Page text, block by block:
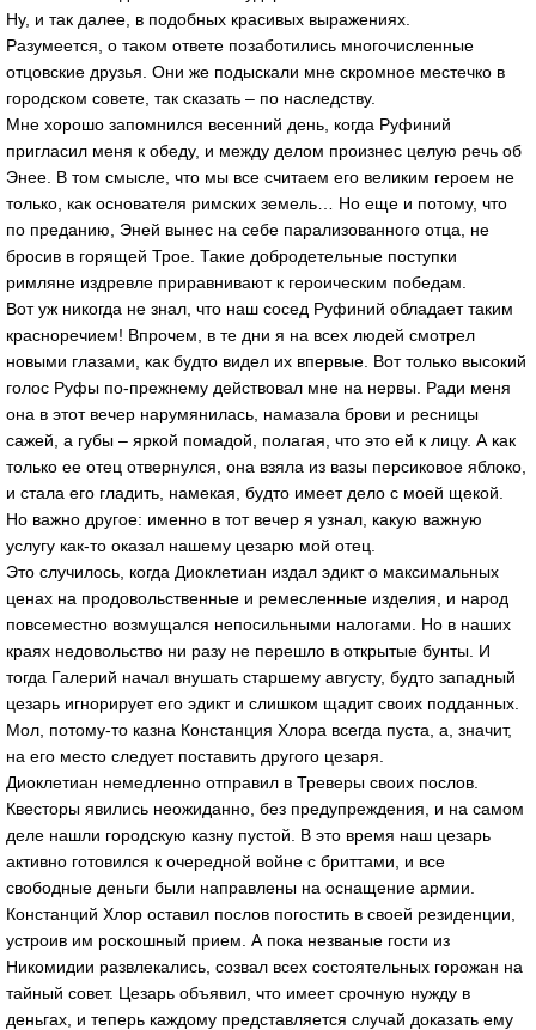
Ну, и так далее, в подобных красивых выражениях.
Разумеется, о таком ответе позаботились многочисленные
отцовские друзья. Они же подыскали мне скромное местечко в
городском совете, так сказать – по наследству.
Мне хорошо запомнился весенний день, когда Руфиний
пригласил меня к обеду, и между делом произнес целую речь об
Энее. В том смысле, что мы все считаем его великим героем не
только, как основателя римских земель… Но еще и потому, что
по преданию, Эней вынес на себе парализованного отца, не
бросив в горящей Трое. Такие добродетельные поступки
римляне издревле приравнивают к героическим победам.
Вот уж никогда не знал, что наш сосед Руфиний обладает таким
красноречием! Впрочем, в те дни я на всех людей смотрел
новыми глазами, как будто видел их впервые. Вот только высокий
голос Руфы по-прежнему действовал мне на нервы. Ради меня
она в этот вечер нарумянилась, намазала брови и ресницы
сажей, а губы – яркой помадой, полагая, что это ей к лицу. А как
только ее отец отвернулся, она взяла из вазы персиковое яблоко,
и стала его гладить, намекая, будто имеет дело с моей щекой.
Но важно другое: именно в тот вечер я узнал, какую важную
услугу как-то оказал нашему цезарю мой отец.
Это случилось, когда Диоклетиан издал эдикт о максимальных
ценах на продовольственные и ремесленные изделия, и народ
повсеместно возмущался непосильными налогами. Но в наших
краях недовольство ни разу не перешло в открытые бунты. И
тогда Галерий начал внушать старшему августу, будто западный
цезарь игнорирует его эдикт и слишком щадит своих подданных.
Мол, потому-то казна Констанция Хлора всегда пуста, а, значит,
на его место следует поставить другого цезаря.
Диоклетиан немедленно отправил в Треверы своих послов.
Квесторы явились неожиданно, без предупреждения, и на самом
деле нашли городскую казну пустой. В это время наш цезарь
активно готовился к очередной войне с бриттами, и все
свободные деньги были направлены на оснащение армии.
Констанций Хлор оставил послов погостить в своей резиденции,
устроив им роскошный прием. А пока незваные гости из
Никомидии развлекались, созвал всех состоятельных горожан на
тайный совет. Цезарь объявил, что имеет срочную нужду в
деньгах, и теперь каждому представляется случай доказать ему